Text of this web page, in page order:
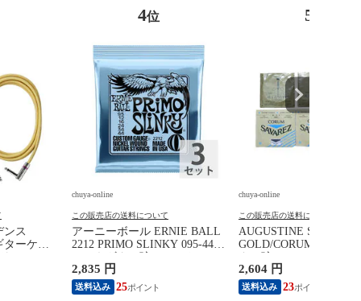
ンス
ーケー
4位
chuya-online
この販売店の送料について
アーニーボール ERNIE BALL
2212 PRIMO SLINKY 095-44
エレキギター弦×3セット
2,835 円
送料込み 25
5
chuya-online
この販売店の送料について
AUGUSTINE SAVAREZ
GOLD/CORUM クラシ
ター弦
2,604 円
送料込み 23